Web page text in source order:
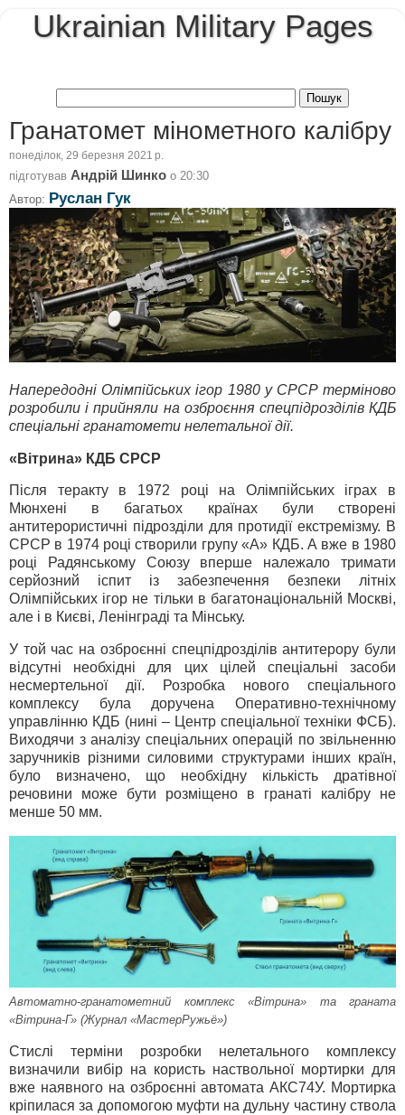
Ukrainian Military Pages
Гранатомет мінометного калібру
понеділок, 29 березня 2021 р.
підготував Андрій Шинко о 20:30
Автор: Руслан Гук
Напередодні Олімпійських ігор 1980 у СРСР терміново
розробили і прийняли на озброєння спецпідрозділів КДБ
спеціальні гранатомети нелетальної дії.
«Вітрина» КДБ СРСР
Після теракту в 1972 році на Олімпійських іграх в
Мюнхені в багатьох країнах були створені
антитерористичні підрозділи для протидії екстремізму. В
СРСР в 1974 році створили групу «А» КДБ. А вже в 1980
році Радянському Союзу вперше належало тримати
серйозний іспит із забезпечення безпеки літніх
Олімпійських ігор не тільки в багатонаціональній Москві,
але і в Києві, Ленінграді та Мінську.
У той час на озброєнні спецпідрозділів антитерору були
відсутні необхідні для цих цілей спеціальні засоби
несмертельної дії. Розробка нового спеціального
комплексу була доручена Оперативно-технічному
управлінню КДБ (нині – Центр спеціальної техніки ФСБ).
Виходячи з аналізу спеціальних операцій по звільненню
заручників різними силовими структурами інших країн,
було визначено, що необхідну кількість дратівної
речовини може бути розміщено в гранаті калібру не
менше 50 мм.
Автоматно-гранатометний комплекс «Вітрина» та граната
«Вітрина-Г» (Журнал «МастерРужьё»)
Стислі терміни розробки нелетального комплексу
визначили вибір на користь наствольної мортирки для
вже наявного на озброєнні автомата АКС74У. Мортирка
кріпилася за допомогою муфти на дульну частину ствола